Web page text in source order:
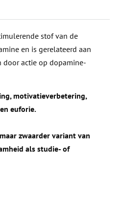
stof van de
en is gerelateerd aan
door actie op dopamine-
motivatieverbetering,
euforie.
zwaarder variant van
als studie- of